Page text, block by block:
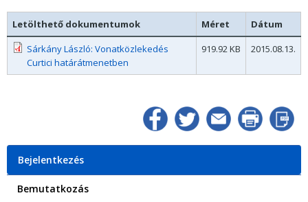
Letölthető dokumentumok Méret
Dátum
Sárkány László: Vonatközlekedés
Curtici határátmenetben
919.92 KB 2015.08.13.
Bejelentkezés
Bemutatkozás